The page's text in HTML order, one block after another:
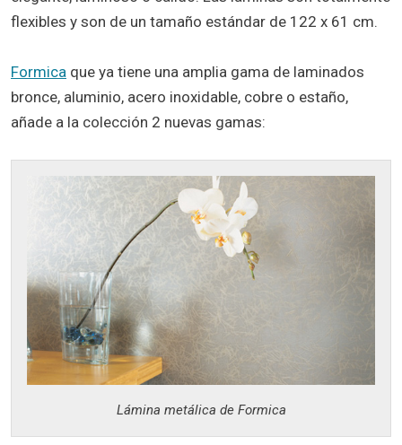
flexibles y son de un tamaño estándar de 122 x 61 cm.
Formica que ya tiene una amplia gama de laminados
bronce, aluminio, acero inoxidable, cobre o estaño,
añade a la colección 2 nuevas gamas:
Lámina metálica de Formica